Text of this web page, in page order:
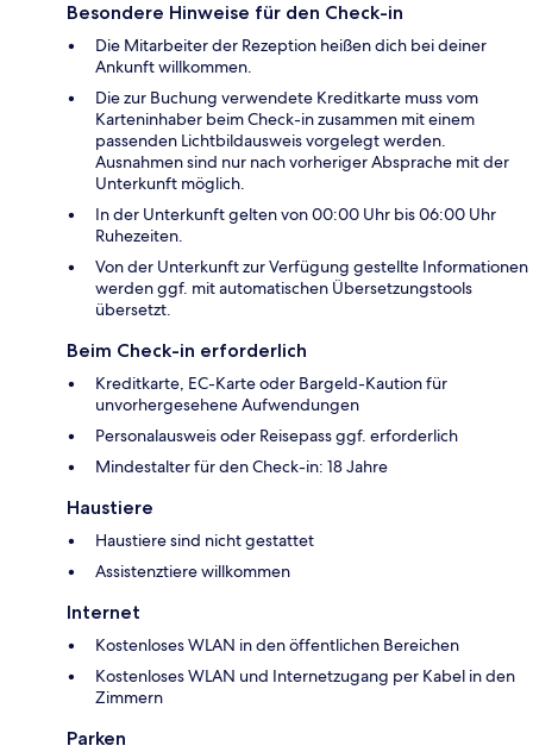
Besondere Hinweise für den Check-in
Die Mitarbeiter der Rezeption heißen dich bei deiner
Ankunft willkommen.
Die zur Buchung verwendete Kreditkarte muss vom
Karteninhaber beim Check-in zusammen mit einem
passenden Lichtbildausweis vorgelegt werden.
Ausnahmen sind nur nach vorheriger Absprache mit der
Unterkunft möglich.
In der Unterkunft gelten von 00:00 Uhr bis 06:00 Uhr
Ruhezeiten.
Von der Unterkunft zur Verfügung gestellte Informationen
werden ggf. mit automatischen Übersetzungstools
übersetzt.
Beim Check-in erforderlich
Kreditkarte, EC-Karte oder Bargeld-Kaution für
unvorhergesehene Aufwendungen
Personalausweis oder Reisepass ggf. erforderlich
Mindestalter für den Check-in: 18 Jahre
Haustiere
Haustiere sind nicht gestattet
Assistenztiere willkommen
Internet
Kostenloses WLAN in den öffentlichen Bereichen
Kostenloses WLAN und Internetzugang per Kabel in den
Zimmern
Parken